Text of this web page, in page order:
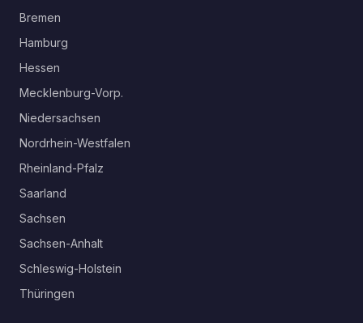
Bremen
Hamburg
Hessen
Mecklenburg-Vorp.
Niedersachsen
Nordrhein-Westfalen
Rheinland-Pfalz
Saarland
Sachsen
Sachsen-Anhalt
Schleswig-Holstein
Thüringen